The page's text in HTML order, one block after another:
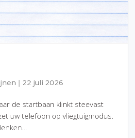
22 juli 2026
de startbaan klinkt steevast
uw telefoon op vliegtuigmodus.